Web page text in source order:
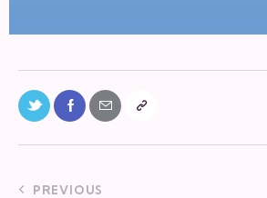
PREVIOUS